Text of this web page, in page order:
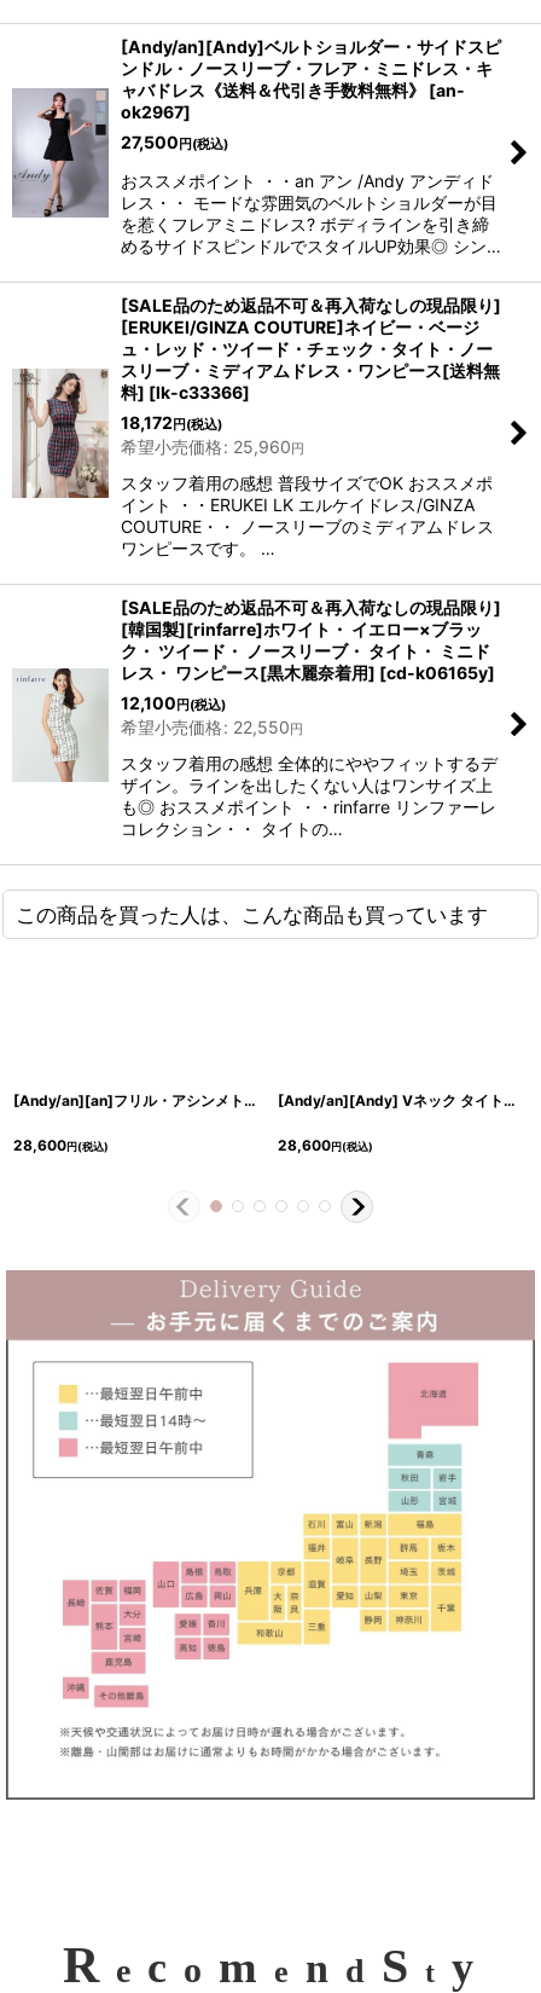
[Andy/an][Andy]ベルトショルダー・サイドスピ
ンドル・ノースリーブ・フレア・ミニドレス・キ
ャバドレス《送料＆代引き手数料無料》
[an-
ok2967]
27,500 円 (税込)
おススメポイント ・・an アン /Andy アンディド
レス・・ モードな雰囲気のベルトショルダーが目
を惹くフレアミニドレス? ボディラインを引き締
めるサイドスピンドルでスタイルUP効果◎ シン…
[SALE品のため返品不可＆再入荷なしの現品限り]
[ERUKEI/GINZA COUTURE]ネイビー・ベージ
ュ・レッド・ツイード・チェック・タイト・ノー
スリーブ・ミディアムドレス・ワンピース[送料無
料] [lk-c33366]
18,172 円 (税込)
希望小売価格: 25,960 円
スタッフ着用の感想 普段サイズでOK おススメポ
イント ・・ERUKEI LK エルケイドレス/GINZA
COUTURE・・ ノースリーブのミディアムドレス
ワンピースです。 …
[SALE品のため返品不可＆再入荷なしの現品限り]
[韓国製][rinfarre]ホワイト・ イエロー×ブラッ
ク・ ツイード・ ノースリーブ・ タイト・ ミニド
レス・ ワンピース[黒木麗奈着用] [cd-k06165y]
12,100 円 (税込)
希望小売価格: 22,550 円
スタッフ着用の感想 全体的にややフィットするデ
ザイン。ラインを出したくない人はワンサイズ上
も◎ おススメポイント ・・rinfarre リンファーレ
コレクション・・ タイトの…
この商品を買った人は、こんな商品も買っています
[Andy/an][an]フリル・アシンメトリー・ノースリーブ・マーメイド・ミディアムドレス・ワンピース《送料＆代引き手数料無料》
28,600円(税込)
[Andy/an][Andy] Vネック タイト・マーメイド・メタルリング・ミディアムドレス・ワンピース《送料＆代引き手数料無料》
28,600円(税込)
R e c o m e n d S t y